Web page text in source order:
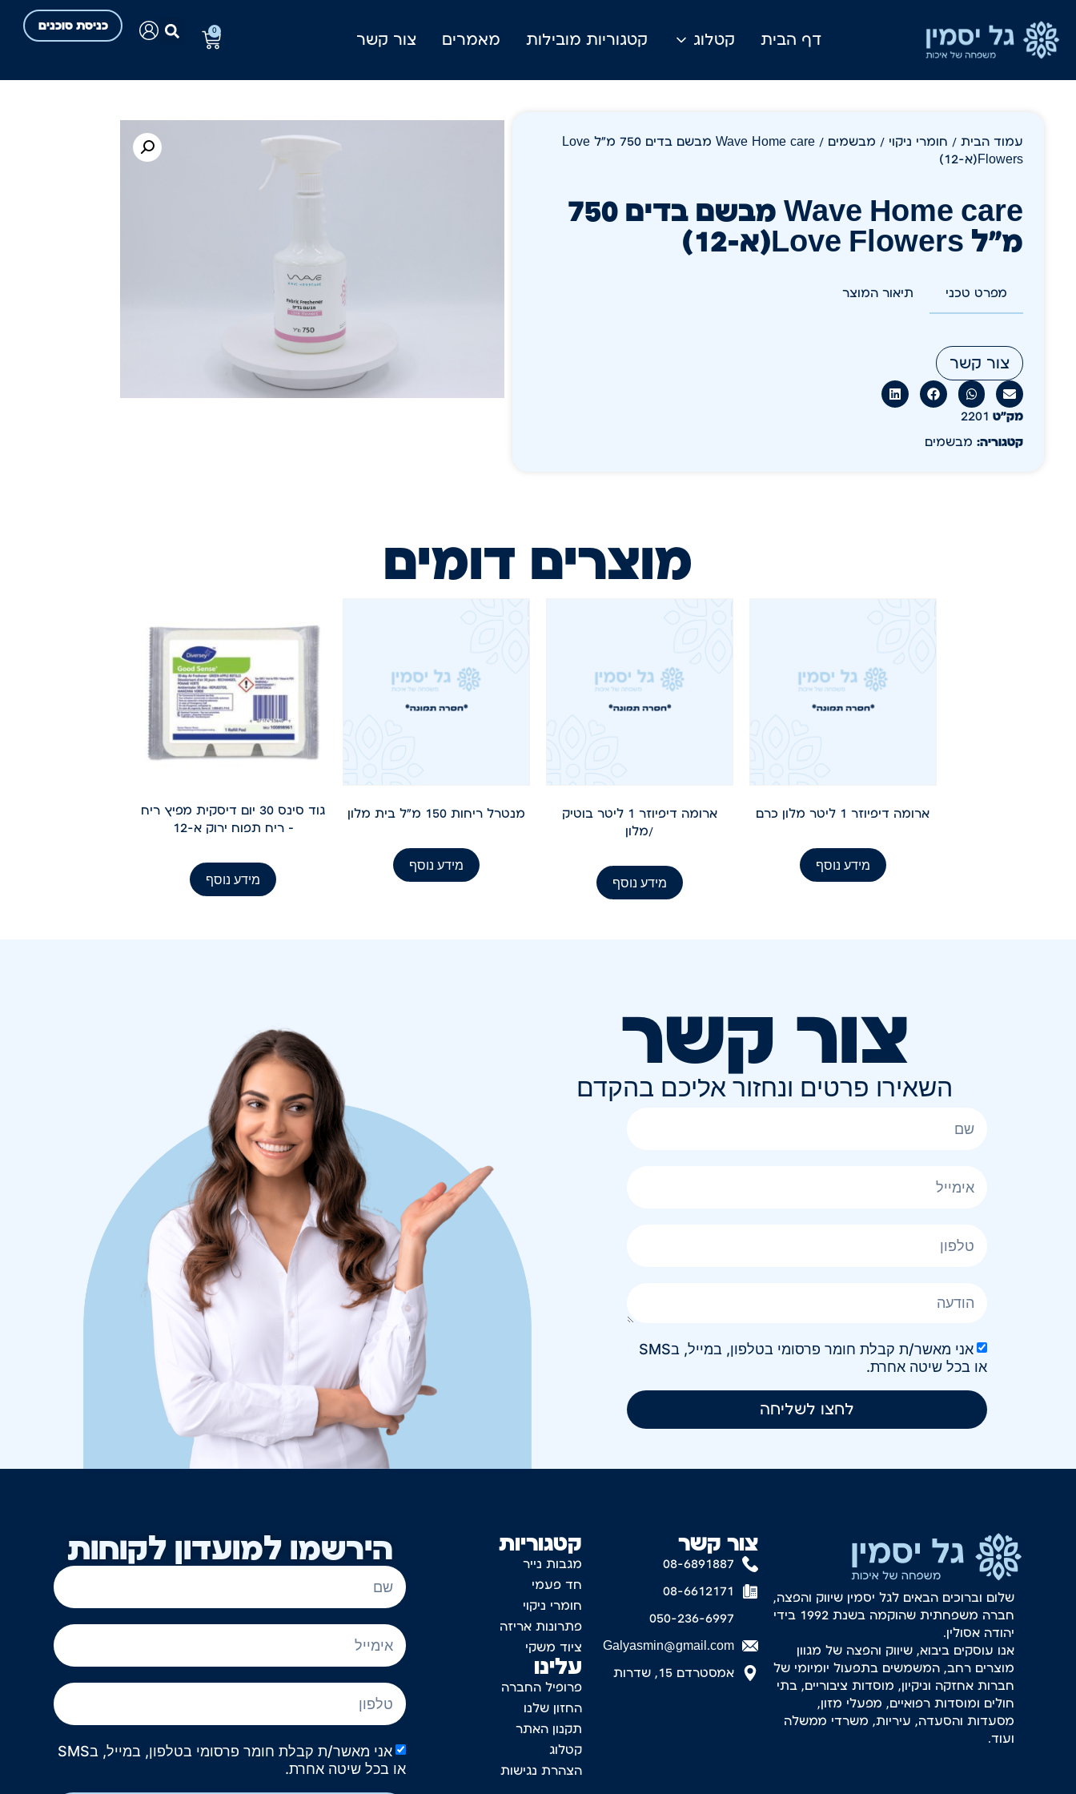
דף הבית קטלוג קטגוריות מובילות מאמרים צור קשר
כניסת סוכנים 0
עמוד הבית / חומרי ניקוי / מבשמים
/ Wave Home care מבשם בדים 750 מ"ל Love
Flowers(א-12)
Wave Home care מבשם בדים 750
מ"ל Love Flowers(א-12)
מפרט טכני תיאור המוצר
צור קשר
מק״ט 2201
קטגוריה: מבשמים
מוצרים דומים
ארומה דיפיוזר 1 ליטר מלון כרם
מידע נוסף
ארומה דיפיוזר 1 ליטר בוטיק
/מלון
מידע נוסף
מנטרל ריחות 150 מ"ל בית מלון
מידע נוסף
גוד סינס 30 יום דיסקית מפיץ ריח
– ריח תפוח ירוק א-12
מידע נוסף
צור קשר
השאירו פרטים ונחזור אליכם בהקדם
אני מאשר/ת קבלת חומר פרסומי בטלפון, במייל, בSMS
או בכל שיטה אחרת.
לחצו לשליחה
הירשמו למועדון לקוחות
אני מאשר/ת קבלת חומר פרסומי בטלפון, במייל, בSMS
או בכל שיטה אחרת.
קטגוריות
מגבות נייר
חד פעמי
חומרי ניקוי
פתרונות אריזה
ציוד משקי
עלינו
פרופיל החברה
החזון שלנו
תקנון האתר
קטלוג
הצהרת נגישות
צור קשר
08-6891887
08-6612171
050-236-6997
Galyasmin@gmail.com
אמסטרדם 15, שדרות
שלום וברוכים הבאים לגל יסמין שיווק והפצה,
חברה משפחתית שהוקמה בשנת 1992 בידי
יהודה אסולין.
אנו עוסקים ביבוא, שיווק והפצה של מגוון
מוצרים רחב, המשמשים בתפעול יומיומי של
חברות אחזקה וניקיון, מוסדות ציבוריים, בתי
חולים ומוסדות רפואיים, מפעלי מזון,
מסעדות והסעדה, עיריות, משרדי ממשלה
ועוד.